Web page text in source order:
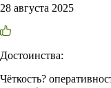
28 августа 2025
Достоинства:
Чёткость?